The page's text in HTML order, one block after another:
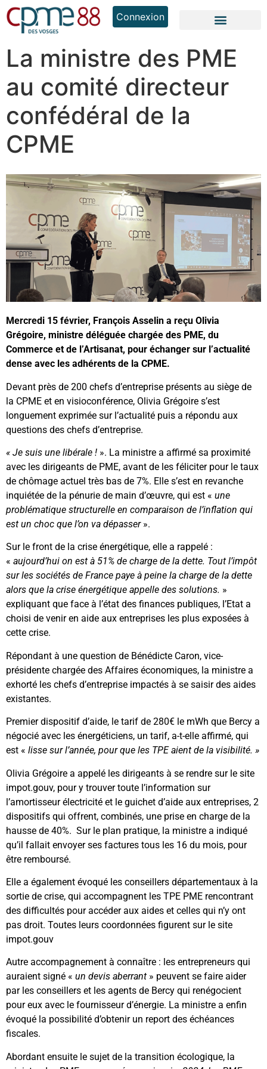
Connexion
La ministre des PME
au comité directeur
confédéral de la
CPME
Mercredi 15 février, François Asselin a reçu Olivia
Grégoire, ministre déléguée chargée des PME, du
Commerce et de l’Artisanat, pour échanger sur l’actualité
dense avec les adhérents de la CPME.
Devant près de 200 chefs d’entreprise présents au siège de
la CPME et en visioconférence, Olivia Grégoire s’est
longuement exprimée sur l’actualité puis a répondu aux
questions des chefs d’entreprise.
« Je suis une libérale ! ». La ministre a affirmé sa proximité
avec les dirigeants de PME, avant de les féliciter pour le taux
de chômage actuel très bas de 7%. Elle s’est en revanche
inquiétée de la pénurie de main d’œuvre, qui est « une
problématique structurelle en comparaison de l’inflation qui
est un choc que l’on va dépasser».
Sur le front de la crise énergétique, elle a rappelé :
« aujourd’hui on est à 51% de charge de la dette. Tout l’impôt
sur les sociétés de France paye à peine la charge de la dette
alors que la crise énergétique appelle des solutions. »
expliquant que face à l’état des finances publiques, l’Etat a
choisi de venir en aide aux entreprises les plus exposées à
cette crise.
Répondant à une question de Bénédicte Caron, vice-
présidente chargée des Affaires économiques, la ministre a
exhorté les chefs d’entreprise impactés à se saisir des aides
existantes.
Premier dispositif d’aide, le tarif de 280€ le mWh que Bercy a
négocié avec les énergéticiens, un tarif, a-t-elle affirmé, qui
est « lisse sur l’année, pour que les TPE aient de la visibilité. »
Olivia Grégoire a appelé les dirigeants à se rendre sur le site
impot.gouv, pour y trouver toute l’information sur
l’amortisseur électricité et le guichet d’aide aux entreprises, 2
dispositifs qui offrent, combinés, une prise en charge de la
hausse de 40%. Sur le plan pratique, la ministre a indiqué
qu’il fallait envoyer ses factures tous les 16 du mois, pour
être remboursé.
Elle a également évoqué les conseillers départementaux à la
sortie de crise, qui accompagnent les TPE PME rencontrant
des difficultés pour accéder aux aides et celles qui n’y ont
pas droit. Toutes leurs coordonnées figurent sur le site
impot.gouv
Autre accompagnement à connaître : les entrepreneurs qui
auraient signé « un devis aberrant » peuvent se faire aider
par les conseillers et les agents de Bercy qui renégocient
pour eux avec le fournisseur d’énergie. La ministre a enfin
évoqué la possibilité d’obtenir un report des échéances
fiscales.
Abordant ensuite le sujet de la transition écologique, la